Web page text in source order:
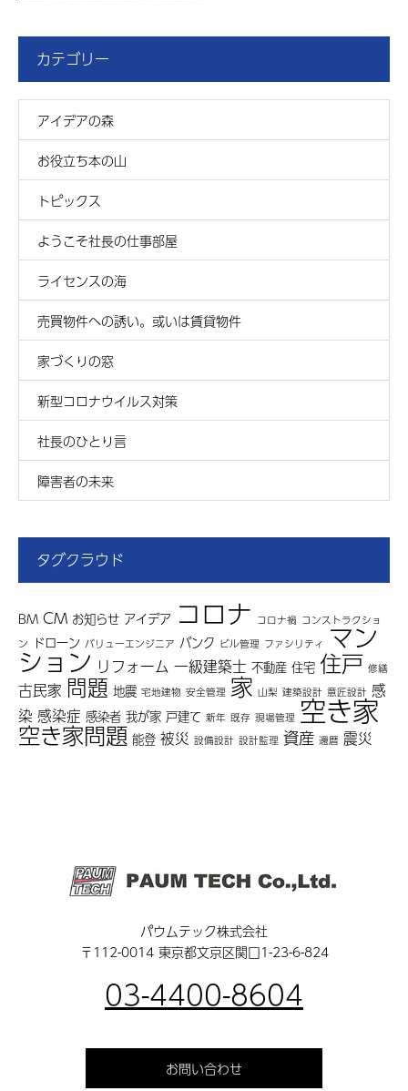
カテゴリー
アイデアの森
お役立ち本の山
トピックス
ようこそ社長の仕事部屋
ライセンスの海
売買物件への誘い。或いは賃貸物件
家づくりの窓
新型コロナウイルス対策
社長のひとり言
障害者の未来
タグクラウド
BM CM お知らせ アイデア コロナ コロナ禍 コンストラクショ
ン ドローン バリューエンジニア バンク ビル管理 ファシリティ マン
ション リフォーム 一級建築士 不動産 住宅 住戸 修繕
古民家 問題 地震 宅地建物 安全管理 家 山梨 建築設計 意匠設計 感
染 感染症 感染者 我が家 戸建て 新年 既存 現場管理 空き家
空き家問題 能登 被災 設備設計 設計監理 資産 還暦 震災
パウムテック株式会社
〒112-0014 東京都文京区関口1-23-6-824
03-4400-8604
お問い合わせ